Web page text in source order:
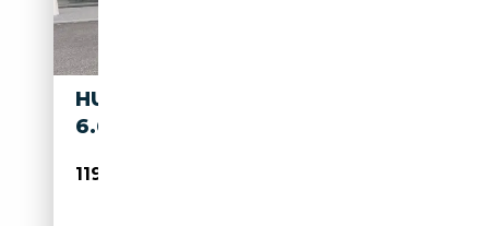
HUMMER H1 ALPHA V8
6.6L
119 900€